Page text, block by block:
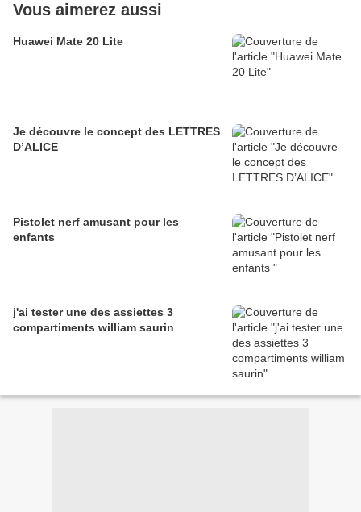
Vous aimerez aussi
Huawei Mate 20 Lite
Je découvre le concept des LETTRES
D’ALICE
Pistolet nerf amusant pour les
enfants
j'ai tester une des assiettes 3
compartiments william saurin